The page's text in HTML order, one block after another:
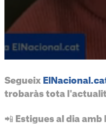
Segueix
trobaràs tota
📲 Estigues al dia